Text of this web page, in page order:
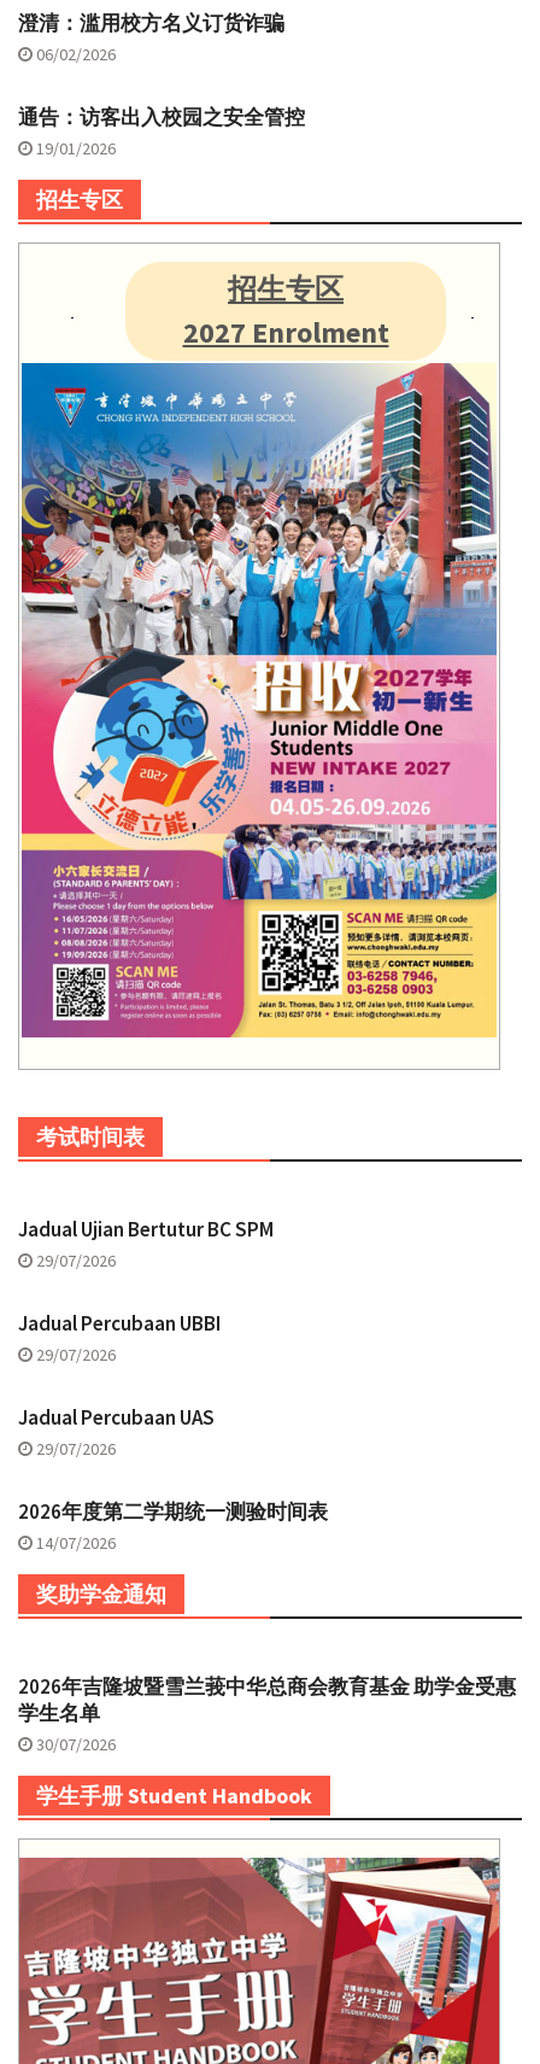
澄清：滥用校方名义订货诈骗
06/02/2026
通告：访客出入校园之安全管控
19/01/2026
招生专区
招生专区
2027 Enrolment
考试时间表
Jadual Ujian Bertutur BC SPM
29/07/2026
Jadual Percubaan UBBI
29/07/2026
Jadual Percubaan UAS
29/07/2026
2026年度第二学期统一测验时间表
14/07/2026
奖助学金通知
2026年吉隆坡暨雪兰莪中华总商会教育基金 助学金受惠
学生名单
30/07/2026
学生手册 Student Handbook